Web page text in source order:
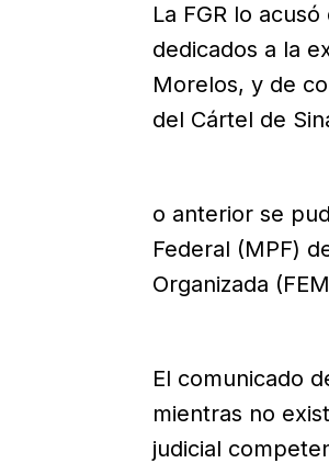
La FGR lo
dedicados a la
Morelos, y de
del Cártel de
o anterior se
Federal (MPF)
Organizada
El comunicado
mientras no
judicial